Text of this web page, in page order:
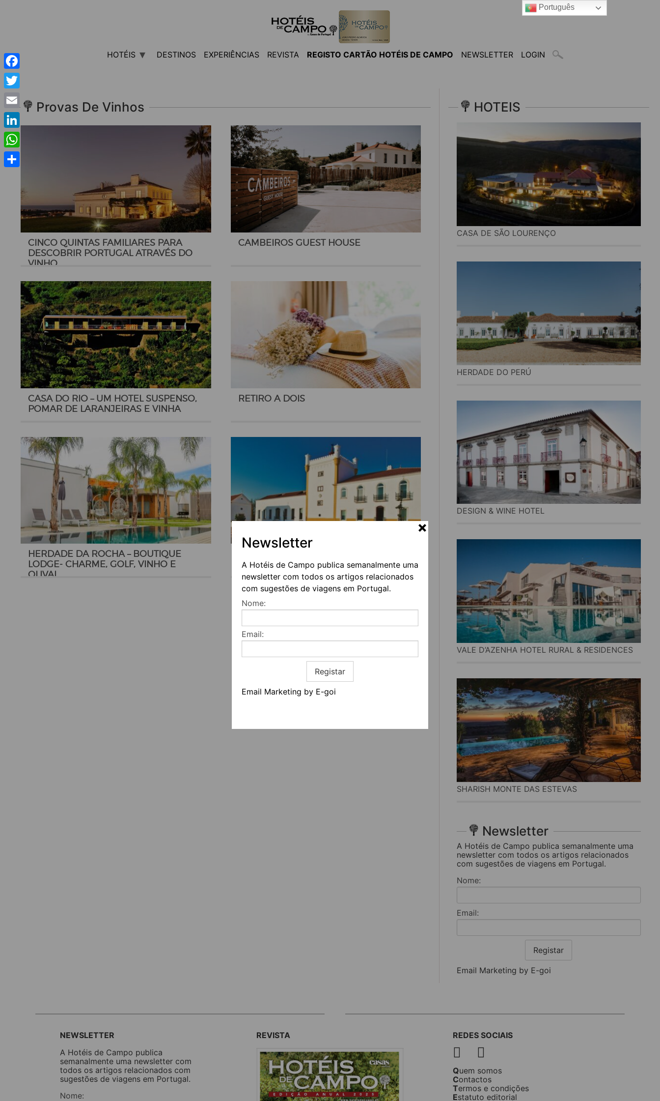
Newsletter
A Hotéis de Campo publica semanalmente uma
newsletter com todos os artigos relacionados
com sugestões de viagens em Portugal.
Nome:
Email:
Registar
Email Marketing by E-goi
HOTÉIS DESTINOS EXPERIÊNCIAS REVISTA REGISTO CARTÃO HOTÉIS DE CAMPO NEWSLETTER LOGIN
Provas De Vinhos
CINCO QUINTAS FAMILIARES PARA
DESCOBRIR PORTUGAL ATRAVÉS DO
VINHO
CAMBEIROS GUEST HOUSE
CASA DO RIO – UM HOTEL SUSPENSO,
POMAR DE LARANJEIRAS E VINHA
RETIRO A DOIS
HERDADE DA ROCHA – BOUTIQUE
LODGE- CHARME, GOLF, VINHO E
OLIVAL
HOTEIS
CASA DE SÃO LOURENÇO
HERDADE DO PERÚ
DESIGN & WINE HOTEL
VALE D’AZENHA HOTEL RURAL & RESIDENCES
SHARISH MONTE DAS ESTEVAS
Newsletter
A Hotéis de Campo publica semanalmente uma
newsletter com todos os artigos relacionados
com sugestões de viagens em Portugal.
Nome:
Email:
Registar
Email Marketing by E-goi
NEWSLETTER
A Hotéis de Campo publica
semanalmente uma newsletter com
todos os artigos relacionados com
sugestões de viagens em Portugal.
Nome:
REVISTA REDES SOCIAIS
Quem somos
Contactos
Termos e condições
Estatuto editorial
Facebook
Twitter
Email
LinkedIn
WhatsApp
Português